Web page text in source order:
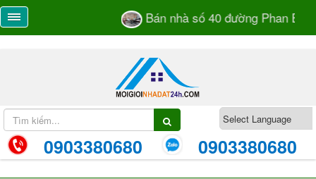
Bán nhà số 40 đường Phan Bá
0903380680 0903380680